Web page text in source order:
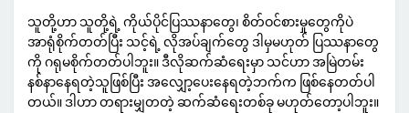
သူတို့ဟာ သူတို့ရဲ့ ကိုယ်ပိုင်ပြဿနာတွေ၊ စိတ်ဝင်စားမှုတွေကိုပဲ
အာရုံစိုက်တတ်ပြီး သင့်ရဲ့ လိုအပ်ချက်တွေ ဒါမှမဟုတ် ပြဿနာတွေ
ကို ဂရုမစိုက်တတ်ပါဘူး။ ဒီလိုဆက်ဆံရေးမှာ သင်ဟာ အမြဲတမ်း
နစ်နာနေရတဲ့သူဖြစ်ပြီး အလျှော့ပေးနေရတဲ့ဘက်က ဖြစ်နေတတ်ပါ
တယ်။ ဒါဟာ တရားမျှတတဲ့ ဆက်ဆံရေးတစ်ခု မဟုတ်တော့ပါဘူး။